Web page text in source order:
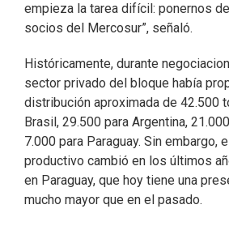
empieza la tarea difícil: ponernos
socios del Mercosur”, señaló.
Históricamente, durante
sector privado del bloque había
distribución aproximada de 42.500
Brasil, 29.500 para Argentina,
7.000 para Paraguay. Sin embargo,
productivo cambió en los últimos
en Paraguay, que hoy tiene una
mucho mayor que en el pasado.